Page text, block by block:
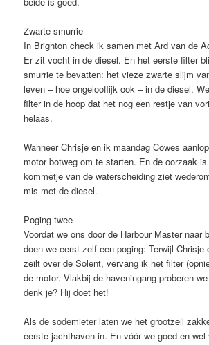
Zwarte smurrie
In Brighton check ik samen met Ard van de
Er zit vocht in de diesel. En het eerste filter
smurrie te bevatten: het vieze zwarte slijm
leven – hoe ongelooflijk ook – in de diesel.
filter in de hoop dat het nog een restje van
helaas.
Wanneer Chrisje en ik maandag Cowes
motor botweg om te starten. En de oorzaak
kommetje van de waterscheiding ziet
mis met de diesel.
Poging twee
Voordat we ons door de Harbour Master naar
doen we eerst zelf een poging: Terwijl Chrisje
zeilt over de Solent, vervang ik het filter
de motor. Vlakbij de haveningang proberen
denk je? Hij doet het!
Als de sodemieter laten we het grootzeil
eerste jachthaven in. En vóór we goed en